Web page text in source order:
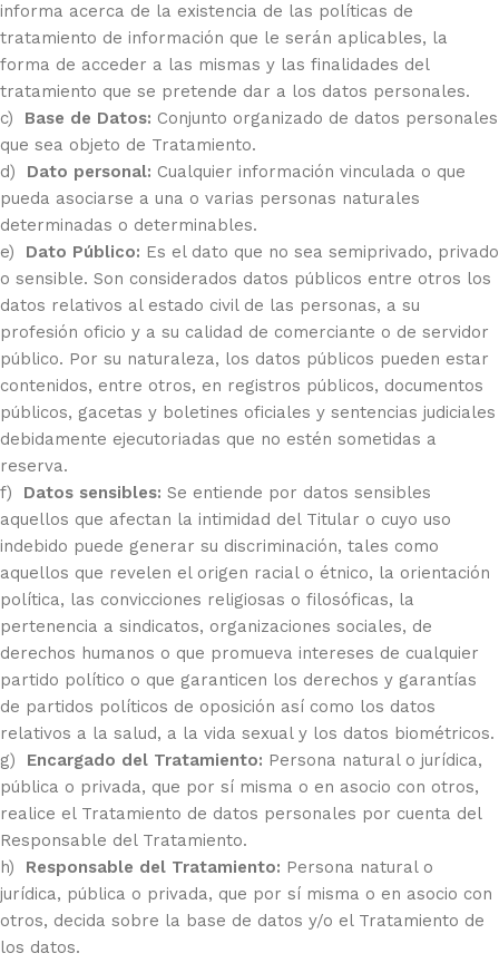
informa acerca de la existencia de las políticas de
tratamiento de información que le serán aplicables, la
forma de acceder a las mismas y las finalidades del
tratamiento que se pretende dar a los datos personales.
c)
Base de Datos: Conjunto organizado de datos personales
que sea objeto de Tratamiento.
d)
Dato personal: Cualquier información vinculada o que
pueda asociarse a una o varias personas naturales
determinadas o determinables.
e) Dato Público: Es el dato que no sea semiprivado, privado
o sensible. Son considerados datos públicos entre otros los
datos relativos al estado civil de las personas, a su
profesión oficio y a su calidad de comerciante o de servidor
público. Por su naturaleza, los datos públicos pueden estar
contenidos, entre otros, en registros públicos, documentos
públicos, gacetas y boletines oficiales y sentencias judiciales
debidamente ejecutoriadas que no estén sometidas a
reserva.
f) Datos sensibles: Se entiende por datos sensibles
aquellos que afectan la intimidad del Titular o cuyo uso
indebido puede generar su discriminación, tales como
aquellos que revelen el origen racial o étnico, la orientación
política, las convicciones religiosas o filosóficas, la
pertenencia a sindicatos, organizaciones sociales, de
derechos humanos o que promueva intereses de cualquier
partido político o que garanticen los derechos y garantías
de partidos políticos de oposición así como los datos
relativos a la salud, a la vida sexual y los datos biométricos.
g) Encargado del Tratamiento: Persona natural o jurídica,
pública o privada, que por sí misma o en asocio con otros,
realice el Tratamiento de datos personales por cuenta del
Responsable del Tratamiento.
h) Responsable del Tratamiento: Persona natural o
jurídica, pública o privada, que por sí misma o en asocio con
otros, decida sobre la base de datos y/o el Tratamiento de
los datos.